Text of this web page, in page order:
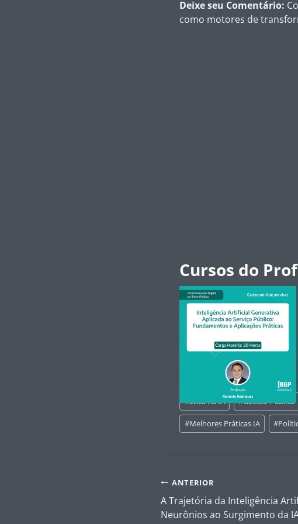
Deixe seu Comentário:
como motores de
Cursos do
do
Post:
#Ética na IA #Gestão Pública
#Melhores Práticas IA #
Navegação
de
ANTERIOR
A Trajetória da Inteligência
Neurônios ao Surgimento da